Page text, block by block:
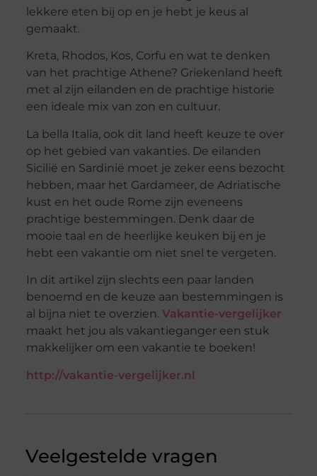
lekkere eten bij op en je hebt je keus al
gemaakt.
Kreta, Rhodos, Kos, Corfu en wat te denken
van het prachtige Athene? Griekenland heeft
met al zijn eilanden en de prachtige historie
een ideale mix van zon en cultuur.
La bella Italia, ook dit land heeft keuze te over
op het gebied van vakanties. De eilanden
Sicilië en Sardinië moet je zeker eens bezocht
hebben, maar het Gardameer, de Adriatische
kust en het oude Rome zijn eveneens
prachtige bestemmingen. Denk daar de
mooie taal en de heerlijke keuken bij en je
hebt een vakantie om niet snel te vergeten.
In dit artikel zijn slechts een paar landen
benoemd en de keuze aan bestemmingen is
al bijna niet te overzien. Vakantie-vergelijker
maakt het jou als vakantieganger een stuk
makkelijker om een vakantie te boeken!
http://vakantie-vergelijker.nl
Veelgestelde vragen